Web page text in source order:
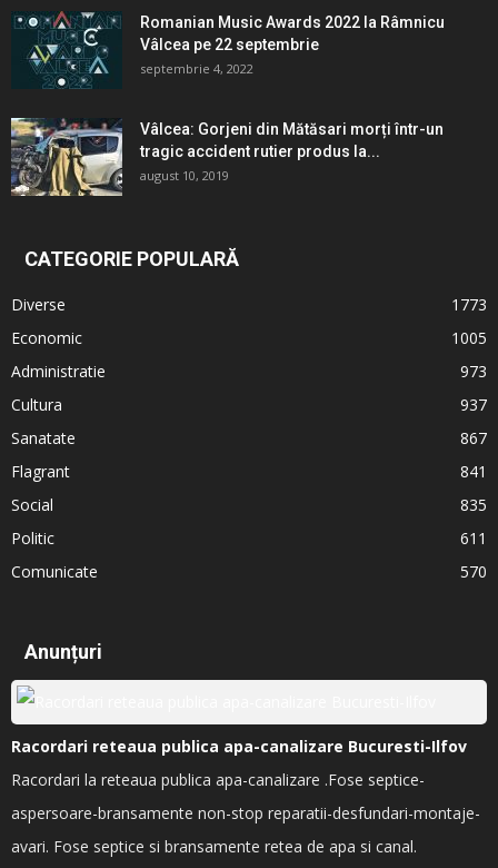
Romanian Music Awards 2022 la Râmnicu
Vâlcea pe 22 septembrie
septembrie 4, 2022
Vâlcea: Gorjeni din Mătăsari morți într-un
tragic accident rutier produs la...
august 10, 2019
CATEGORIE POPULARĂ
Diverse
1773
Economic
1005
Administratie
973
Cultura
937
Sanatate
867
Flagrant
841
Social
835
Politic
611
Comunicate
570
Anunțuri
Racordari reteaua publica apa-canalizare Bucuresti-Ilfov
Racordari la reteaua publica apa-canalizare .Fose septice-
aspersoare-bransamente non-stop reparatii-desfundari-montaje-
avari. Fose septice si bransamente retea de apa si canal.